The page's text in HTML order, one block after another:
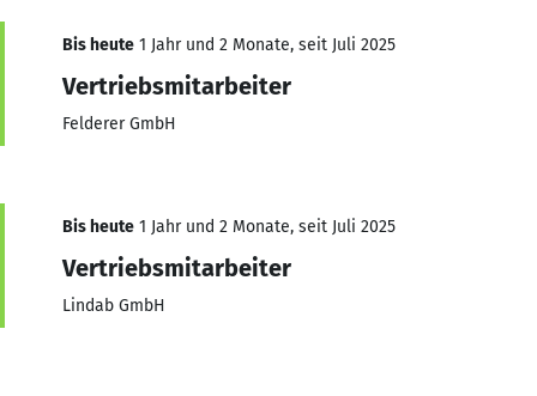
Bis heute 1 Jahr und 2 Monate, seit Juli 2025
Vertriebsmitarbeiter
Felderer GmbH
Bis heute 1 Jahr und 2 Monate, seit Juli 2025
Vertriebsmitarbeiter
Lindab GmbH